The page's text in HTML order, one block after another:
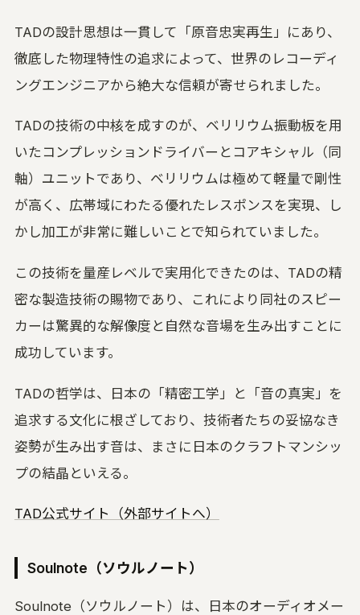
TADの設計思想は一貫して「原音忠実再生」にあり、
徹底した物理特性の追求によって、世界のレコーディ
ングエンジニアから絶大な信頼が寄せられました。
TADの技術の中核を成すのが、ベリリウム振動板を用
いたコンプレッションドライバーとコアキシャル（同
軸）ユニットであり、ベリリウムは極めて軽量で剛性
が高く、広帯域にわたる優れたレスポンスを実現、し
かし加工が非常に難しいことで知られていました。
この技術を量産レベルで実用化できたのは、TADの精
密な製造技術の賜物であり、これにより同社のスピー
カーは驚異的な解像度と自然な音場を生み出すことに
成功しています。
TADの哲学は、日本の「精密工学」と「音の真実」を
追求する文化に根ざしており、技術者たちの妥協なき
姿勢が生み出す音は、まさに日本のクラフトマンシッ
プの結晶といえる。
TAD公式サイト（外部サイトへ）
Soulnote（ソウルノート）
Soulnote（ソウルノート）は、日本のオーディオメー